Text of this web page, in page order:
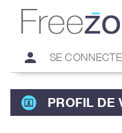
person SE
PROFIL DE